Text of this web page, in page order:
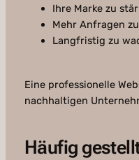
Ihre Marke zu
Mehr Anfragen
Langfristig zu
Eine professionelle
nachhaltigen
Häufig